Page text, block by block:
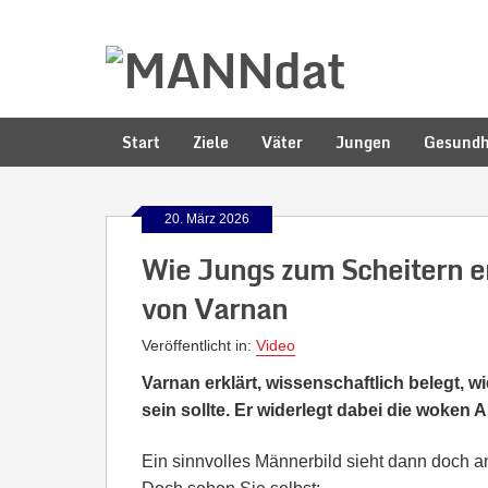
Start Ziele Väter Jungen
20. März 2026
Wie Jungs zum Scheitern
von Varnan
Veröffentlicht in: Video
Varnan erklärt, wissenschaftlich belegt,
sein sollte. Er widerlegt dabei die woken
Ein sinnvolles Männerbild sieht dann doch